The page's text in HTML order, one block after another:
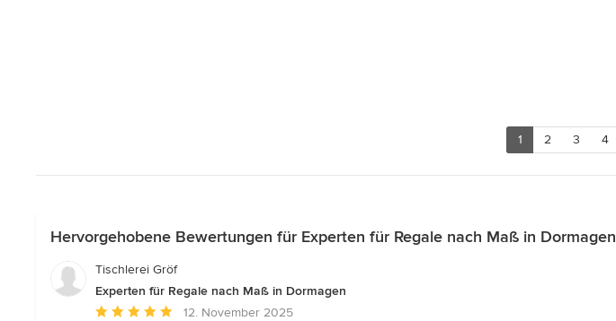
1 2 3 4
Hervorgehobene Bewertungen für Experten für Regale nach Maß in Dormagen
Tischlerei Gröf
Experten für Regale nach Maß in Dormagen
Durchschnittliche12. November 2025